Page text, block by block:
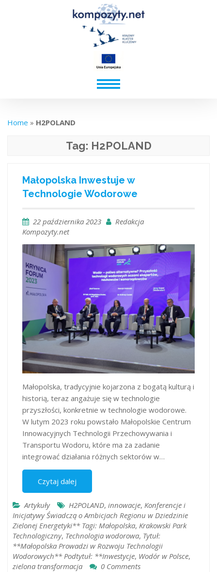
Home » H2POLAND
Tag: H2POLAND
Małopolska Inwestuje w
Technologie Wodorowe
22 października 2023
Redakcja
Kompozyty.net
Małopolska, tradycyjnie kojarzona z bogatą kulturą i
historią, teraz angażuje się w technologie
przyszłości, konkretnie w technologie wodorowe.
W lutym 2023 roku powstało Małopolskie Centrum
Innowacyjnych Technologii Przechowywania i
Transportu Wodoru, które ma za zadanie
integrować działania różnych sektorów w…
Czytaj dalej
Artykuły H2POLAND, innowacje, Konferencje i
Inicjatywy Świadczą o Ambicjach Regionu w Dziedzinie
Zielonej Energetyki** Tagi: Małopolska, Krakowski Park
Technologiczny, Technologia wodorowa, Tytuł:
**Małopolska Prowadzi w Rozwoju Technologii
Wodorowych** Podtytuł: **Inwestycje, Wodór w Polsce,
zielona transformacja
0 Comments